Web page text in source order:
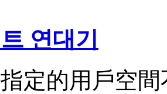
연대기
定的用戶空間